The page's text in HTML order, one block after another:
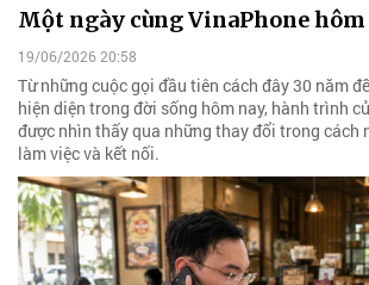
Một ngày cùng VinaPhone
19/06/2026 20:58
Từ những cuộc gọi đầu tiên cách đây 30 năm
hiện diện trong đời sống hôm nay, hành trình
được nhìn thấy qua những thay đổi trong cách
làm việc và kết nối.